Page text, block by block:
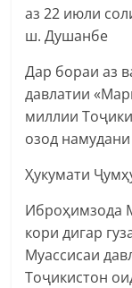
аз 22 июли
ш. Душанбе
Дар бораи аз
давлатии
миллии
озод
Ҳукумати
Иброҳимзода
кори дигар
Муассисаи
Тоҷикистон